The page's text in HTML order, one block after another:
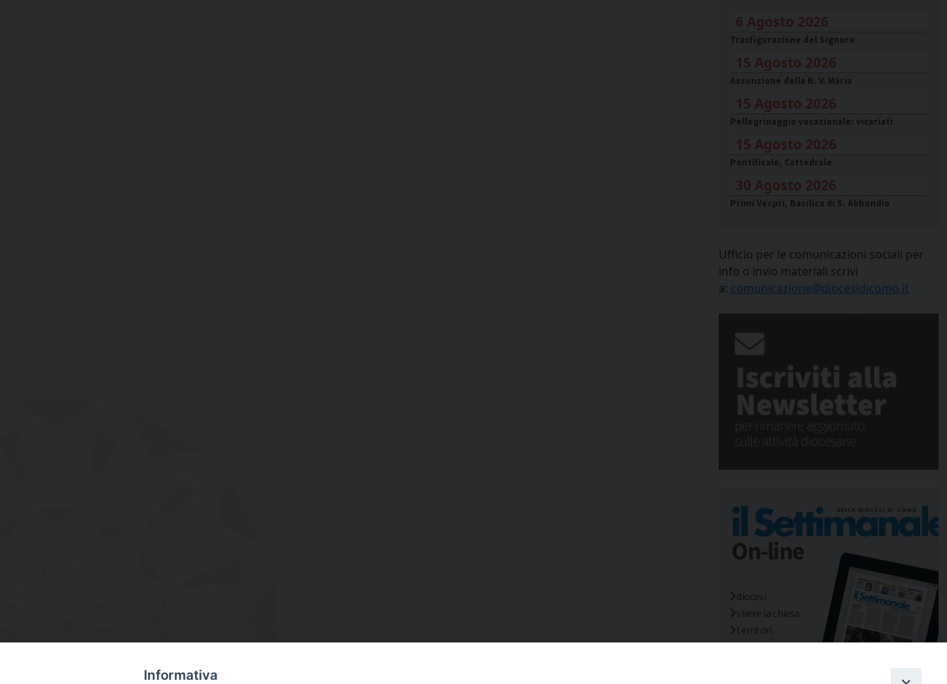
6 Agosto 2026
Trasfigurazione del Signore
15 Agosto 2026
Assunzione della B. V. Maria
15 Agosto 2026
Pellegrinaggio vocazionale: vicariati
15 Agosto 2026
Pontificale, Cattedrale
30 Agosto 2026
Primi Vespri, Basilica di S. Abbondio
Ufficio per le comunicazioni sociali per
info o invio materiali scrivi
a: comunicazione@diocesidicomo.it
diocesi
vivere la chiesa
territori
mondo/missioni
Informativa